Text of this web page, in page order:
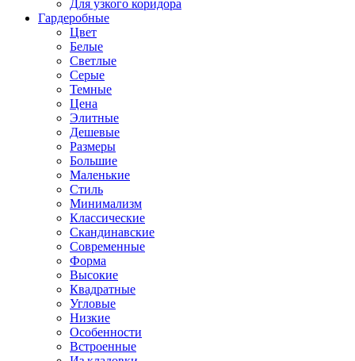
Для узкого коридора
Гардеробные
Цвет
Белые
Светлые
Серые
Темные
Цена
Элитные
Дешевые
Размеры
Большие
Маленькие
Стиль
Минимализм
Классические
Скандинавские
Современные
Форма
Высокие
Квадратные
Угловые
Низкие
Особенности
Встроенные